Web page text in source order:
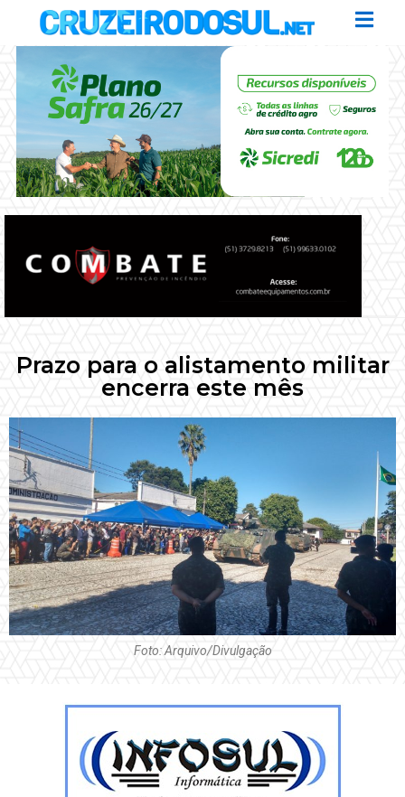
Prazo para o alistamento militar
encerra este mês
Foto: Arquivo/Divulgação